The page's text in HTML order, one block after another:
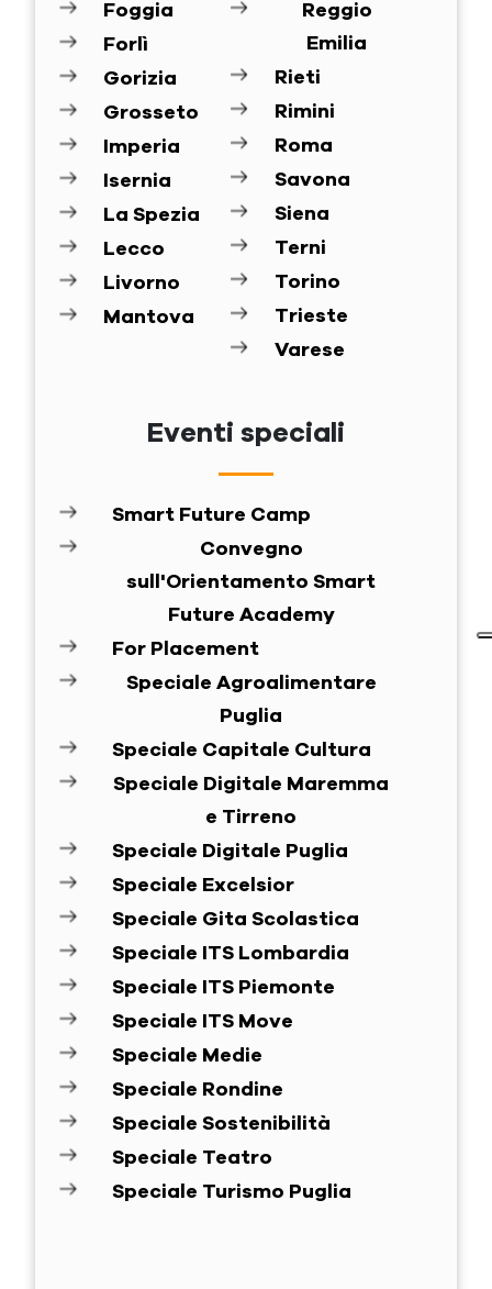
Foggia
Forlì
Gorizia
Grosseto
Imperia
Isernia
La Spezia
Lecco
Livorno
Mantova
Reggio
Emilia
Rieti
Rimini
Roma
Savona
Siena
Terni
Torino
Trieste
Varese
Eventi speciali
Smart Future Camp
Convegno
sull'Orientamento Smart
Future Academy
For Placement
Speciale Agroalimentare
Puglia
Speciale Capitale Cultura
Speciale Digitale Maremma
e Tirreno
Speciale Digitale Puglia
Speciale Excelsior
Speciale Gita Scolastica
Speciale ITS Lombardia
Speciale ITS Piemonte
Speciale ITS Move
Speciale Medie
Speciale Rondine
Speciale Sostenibilità
Speciale Teatro
Speciale Turismo Puglia